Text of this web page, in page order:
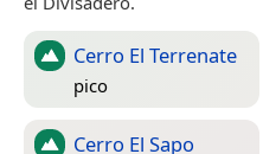
Cerro El Terrenate
pico
Cerro El Sapo